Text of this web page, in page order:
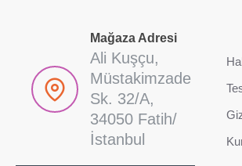
Mağaza Adresi
Ali Kuşçu,
Müstakimzade
Sk. 32/A,
34050 Fatih/
İstanbul